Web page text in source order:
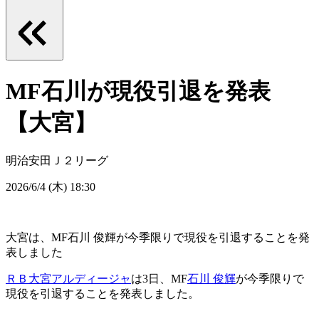
MF石川が現役引退を発表
【大宮】
明治安田Ｊ２リーグ
2026/6/4 (木) 18:30
大宮は、MF石川 俊輝が今季限りで現役を引退することを発
表しました
ＲＢ大宮アルディージャは3日、MF石川 俊輝が今季限りで
現役を引退することを発表しました。